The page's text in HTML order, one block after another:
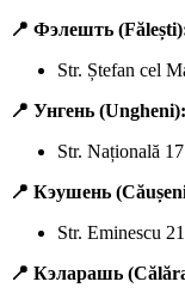
📍 Фэлешть
Str. Ștefan cel
📍 Унгень (Ungheni):
Str. Națională
📍 Кэушень
Str. Eminescu
📍 Кэларашь